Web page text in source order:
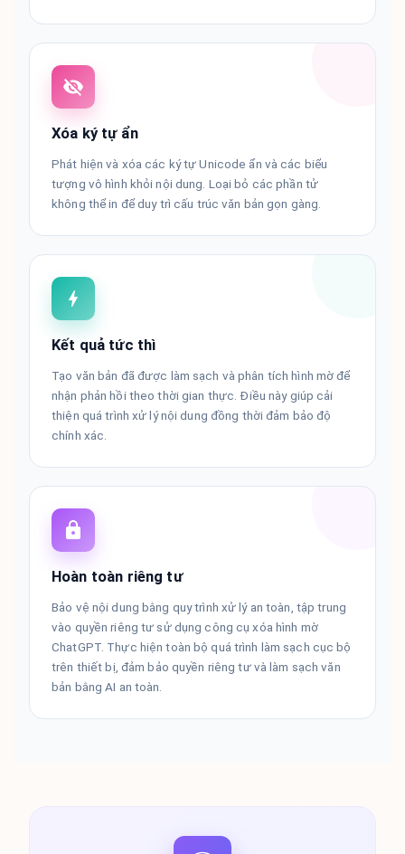
Xóa ký tự ẩn
Phát hiện và xóa các ký tự Unicode ẩn và các biểu
tượng vô hình khỏi nội dung. Loại bỏ các phần tử
không thể in để duy trì cấu trúc văn bản gọn gàng.
Kết quả tức thì
Tạo văn bản đã được làm sạch và phân tích hình mờ để
nhận phản hồi theo thời gian thực. Điều này giúp cải
thiện quá trình xử lý nội dung đồng thời đảm bảo độ
chính xác.
Hoàn toàn riêng tư
Bảo vệ nội dung bằng quy trình xử lý an toàn, tập trung
vào quyền riêng tư sử dụng công cụ xóa hình mờ
ChatGPT. Thực hiện toàn bộ quá trình làm sạch cục bộ
trên thiết bị, đảm bảo quyền riêng tư và làm sạch văn
bản bằng AI an toàn.